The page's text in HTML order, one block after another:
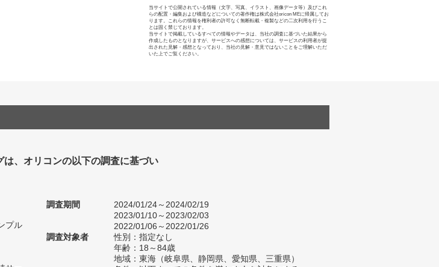
当サイトで公開されている情報（文字、写真、イラスト、画像データ等）及びこれ
らの配置・編集および構造などについての著作権は株式会社oricon MEに帰属してお
ります。これらの情報を権利者の許可なく無断転載・複製などの二次利用を行うこ
とは固く禁じております。
当サイトで掲載しているすべての情報やデータは、当社の調査に基づいた結果から
作成したものとなりますが、サービスへの感想については、サービスの利用者が提
出された見解・感想となっており、当社の見解・意見ではないことをご理解いただ
いた上でご覧ください。
、オリコンの以下の調査に基づい
プル
調査期間
2024/01/24～2024/02/19
2023/01/10～2023/02/03
2022/01/06～2022/01/26
調査対象者
性別：指定なし
年齢：18～84歳
地域：東海（岐阜県、静岡県、愛知県、三重県）